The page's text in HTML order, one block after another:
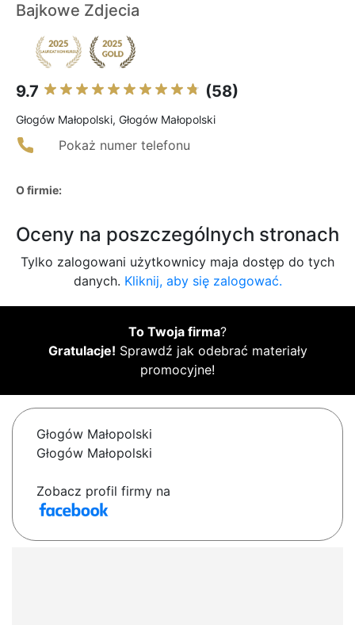
Bajkowe Zdjecia
9.7 (58)
Głogów Małopolski, Głogów Małopolski
Pokaż numer telefonu
O firmie:
Oceny na poszczególnych stronach
Tylko zalogowani użytkownicy maja dostęp do tych
danych. Kliknij, aby się zalogować.
To Twoja firma?
Gratulacje! Sprawdź jak odebrać materiały
promocyjne!
Głogów Małopolski
Głogów Małopolski
Zobacz profil firmy na